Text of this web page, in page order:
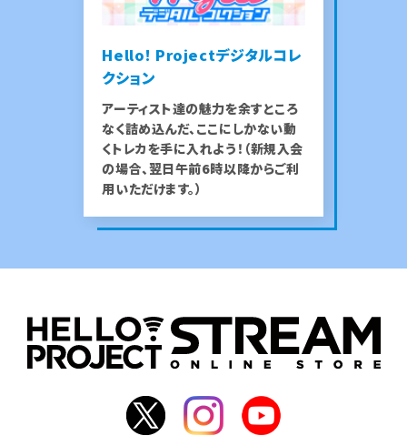
Hello! Projectデジタルコレ
クション
アーティスト達の魅力を余すところ
なく詰め込んだ、ここにしかない動
くトレカを手に入れよう！（新規入会
の場合、翌日午前6時以降からご利
用いただけます。）